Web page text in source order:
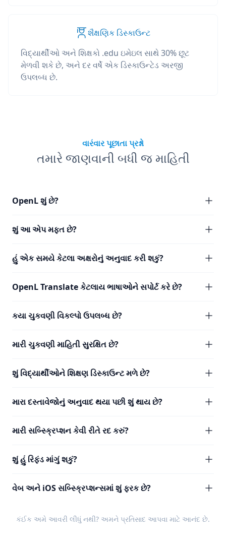
શૈક્ષણિક ડિસ્કાઉન્ટ
વિદ્યાર્થીઓ અને શિક્ષકો .edu ઇમેઇલ સાથે 30% છૂટ
મેળવી શકે છે, અને દર વર્ષે એક ડિસ્કાઉન્ટેડ અરજી
ઉપલબ્ધ છે.
વારંવાર પૂછાતા પ્રશ્નો
તમારે જાણવાની બધી જ માહિતી
OpenL શું છે?
શું આ એપ મફત છે?
હું એક સમયે કેટલા અક્ષરોનું અનુવાદ કરી શકું?
OpenL Translate કેટલાય ભાષાઓને સપોર્ટ કરે છે?
કયા ચુકવણી વિકલ્પો ઉપલબ્ધ છે?
મારી ચુકવણી માહિતી સુરક્ષિત છે?
શું વિદ્યાર્થીઓને શિક્ષણ ડિસ્કાઉન્ટ મળે છે?
મારા દસ્તાવેજોનું અનુવાદ થયા પછી શું થાય છે?
મારી સબ્સ્ક્રિપ્શન કેવી રીતે રદ કરું?
શું હું રિફંડ માંગું શકું?
વેબ અને iOS સબ્સ્ક્રિપ્શન્સમાં શું ફરક છે?
કંઈક અમે આવરી લીધું નથી? અમને પ્રતિસાદ આપવા માટે આનંદ છે.